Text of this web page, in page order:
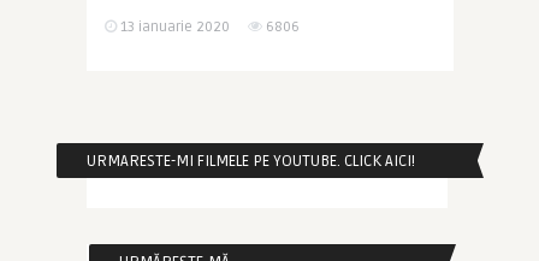
13 ianuarie 2020 6806
URMARESTE-MI FILMELE PE YOUTUBE. CLICK AICI!